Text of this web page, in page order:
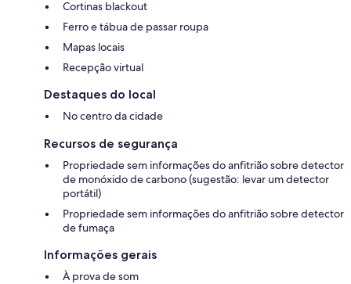
Cortinas blackout
Ferro e tábua de passar roupa
Mapas locais
Recepção virtual
Destaques do local
No centro da cidade
Recursos de segurança
Propriedade sem informações do anfitrião sobre detector
de monóxido de carbono (sugestão: levar um detector
portátil)
Propriedade sem informações do anfitrião sobre detector
de fumaça
Informações gerais
À prova de som